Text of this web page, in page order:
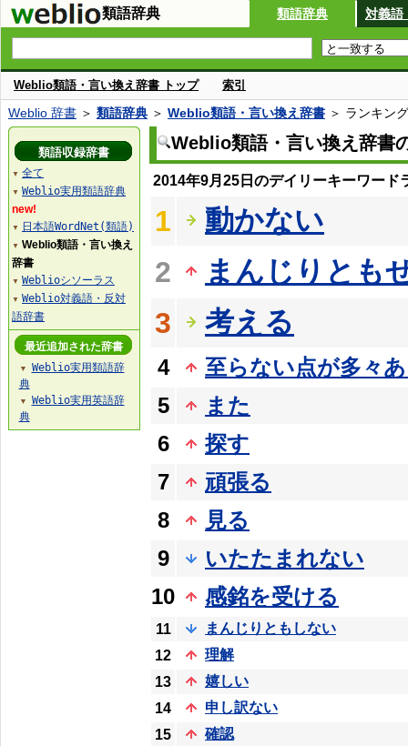
類語辞典 類語辞典 対義語
Weblio類語・言い換え辞書 トップ 索引
Weblio 辞書 ＞ 類語辞典 ＞ Weblio類語・言い換え辞書 ＞ ランキング
Weblio類語・言い換え辞書
2014年9月25日のデイリーキーワード
1
動かない
2
まんじりとも
3
考える
4
至らない点が多々
5
また
6
探す
7
頑張る
8
見る
9
いたたまれない
10
感銘を受ける
11
まんじりともしない
12
理解
13
嬉しい
14
申し訳ない
15
確認
類語収録辞書
▼ 全て
▼ Weblio実用類語辞典
new!
▼ 日本語WordNet(類語)
▼ Weblio類語・言い換え
辞書
▼ Weblioシソーラス
▼ Weblio対義語・反対
語辞書
最近追加された辞書
▼
Weblio実用類語辞
典
▼
Weblio実用英語辞
典